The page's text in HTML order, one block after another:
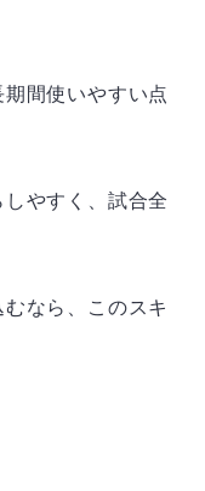
間使いやすい点
やすく、試合全
なら、このスキ